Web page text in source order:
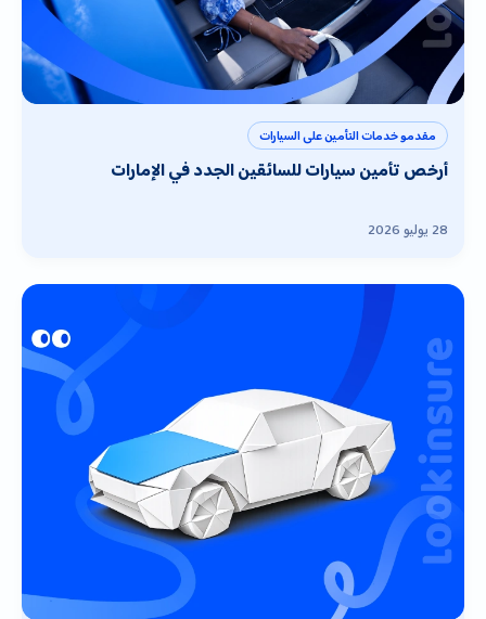
مقدمو خدمات التأمين على السيارات
أرخص تأمين سيارات للسائقين الجدد في الإمارات
28 يوليو 2026